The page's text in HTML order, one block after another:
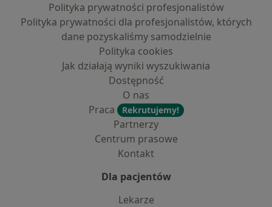
Polityka prywatności profesjonalistów
Polityka prywatności dla profesjonalistów, których
dane pozyskaliśmy samodzielnie
Polityka cookies
Jak działają wyniki wyszukiwania
Dostępność
O nas
Praca
Rekrutujemy!
Partnerzy
Centrum prasowe
Kontakt
Dla pacjentów
Lekarze